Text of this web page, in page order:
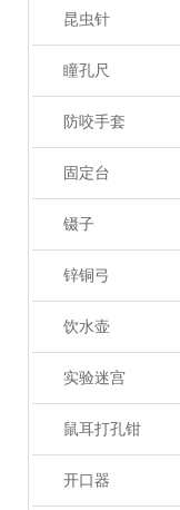
昆虫针
瞳孔尺
防咬手套
固定台
镊子
锌铜弓
饮水壶
实验迷宫
鼠耳打孔钳
开口器